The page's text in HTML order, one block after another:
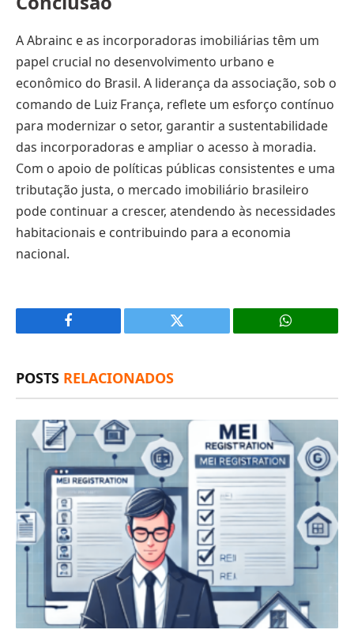
A Abrainc e as incorporadoras imobiliárias têm um
papel crucial no desenvolvimento urbano e
econômico do Brasil. A liderança da associação, sob o
comando de Luiz França, reflete um esforço contínuo
para modernizar o setor, garantir a sustentabilidade
das incorporadoras e ampliar o acesso à moradia.
Com o apoio de políticas públicas consistentes e uma
tributação justa, o mercado imobiliário brasileiro
pode continuar a crescer, atendendo às necessidades
habitacionais e contribuindo para a economia
nacional.
Facebook
X
POSTS RELACIONADOS